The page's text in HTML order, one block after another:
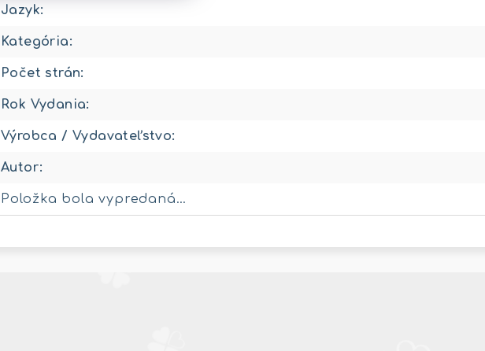
Jazyk:
Kategória:
Počet strán:
Rok Vydania:
Výrobca / Vydavateľstvo:
Autor:
Položka bola vypredaná…